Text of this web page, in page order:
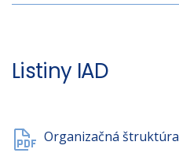
Listiny IAD
Organizačná štruktúra